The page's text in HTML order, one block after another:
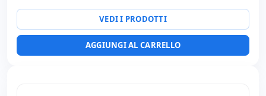
Connettività: RJ-45 · WIFI · Bluetooth
Specifico portatile: Lingua tastiera Spagnolo ·
Tastierino numerico
Imballaggio hR
VEDI I PRODOTTI
AGGIUNGI AL CARRELLO